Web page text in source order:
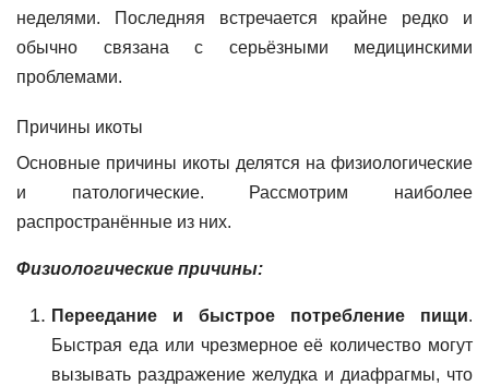
неделями. Последняя встречается крайне редко и
обычно связана с серьёзными медицинскими
проблемами.
Причины икоты
Основные причины икоты делятся на физиологические
и патологические. Рассмотрим наиболее
распространённые из них.
Физиологические причины:
Переедание и быстрое потребление пищи.
Быстрая еда или чрезмерное её количество могут
вызывать раздражение желудка и диафрагмы, что